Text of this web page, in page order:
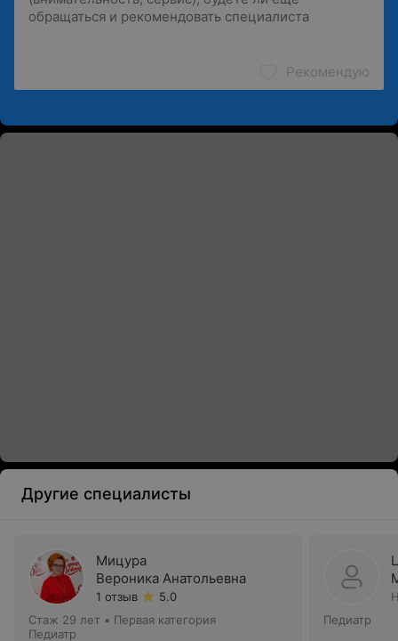
Рекомендую
Другие специалисты
Мицура
Вероника Анатольевна
1 отзыв
5.0
Стаж 29 лет • Первая категория
Педиатр
Педиатр